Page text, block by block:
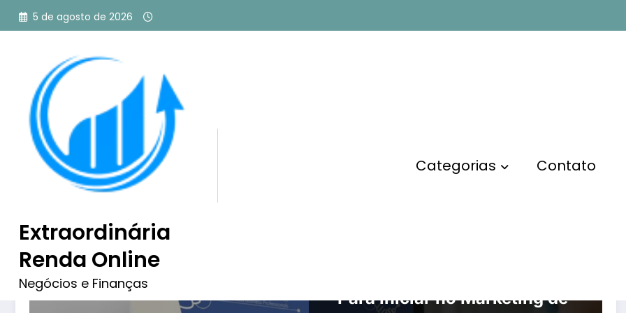
Pular
para
5 de agosto de 2026
Extraordinária
Renda Online
Negócios e Finanças
Categorias Contato
Tag: como ser afiliado
Para Iniciar no Marketing de